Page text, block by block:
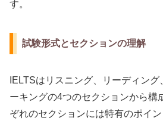
す。
試験形式とセクションの理解
IELTSはリスニング、リーディン
ーキングの4つのセクションから構
ぞれのセクションには特有のポイ